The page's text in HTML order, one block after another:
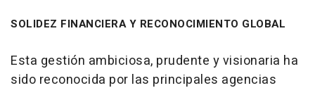
SOLIDEZ FINANCIERA Y RECONOCIMIENTO GLOBAL
Esta gestión ambiciosa, prudente y visionaria ha
sido reconocida por las principales agencias